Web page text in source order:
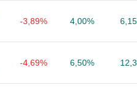
-3,89% 4,00%
-4,69% 6,50%